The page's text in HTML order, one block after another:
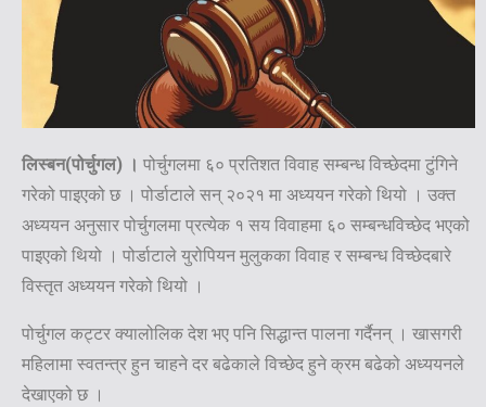
लिस्बन(पोर्चुगल) । पोर्चुगलमा ६० प्रतिशत विवाह सम्बन्ध विच्छेदमा टुंगिने
गरेको पाइएको छ । पोर्डाटाले सन् २०२१ मा अध्ययन गरेको थियो । उक्त
अध्ययन अनुसार पोर्चुगलमा प्रत्येक १ सय विवाहमा ६० सम्बन्धविच्छेद भएको
पाइएको थियो । पोर्डाटाले युरोपियन मुलुकका विवाह र सम्बन्ध विच्छेदबारे
विस्तृत अध्ययन गरेको थियो ।
पोर्चुगल कट्टर क्यालोलिक देश भए पनि सिद्धान्त पालना गर्दैनन् । खासगरी
महिलामा स्वतन्त्र हुन चाहने दर बढेकाले विच्छेद हुने क्रम बढेको अध्ययनले
देखाएको छ ।